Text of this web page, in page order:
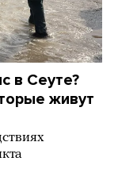
в Сеуте?
живут